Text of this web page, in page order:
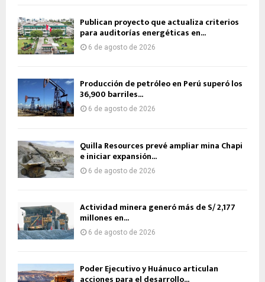
Publican proyecto que actualiza criterios
para auditorías energéticas en...
6 de agosto de 2026
Producción de petróleo en Perú superó los
36,900 barriles...
6 de agosto de 2026
Quilla Resources prevé ampliar mina Chapi
e iniciar expansión...
6 de agosto de 2026
Actividad minera generó más de S/ 2,177
millones en...
6 de agosto de 2026
Poder Ejecutivo y Huánuco articulan